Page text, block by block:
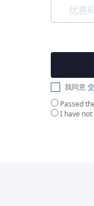
我同意
Passed
I have